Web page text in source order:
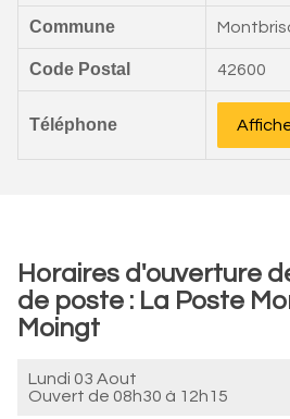
Commune
Code Postal 42600
Téléphone
Horaires d'ouverture
de poste : La Poste
Moingt
Lundi 03 Aout
Ouvert de 08h30 à 12h15